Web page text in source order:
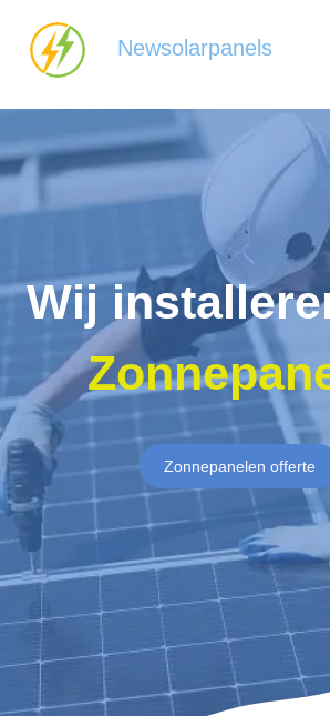
Newsolarpanels
Wij
Zonnepanelen offerte